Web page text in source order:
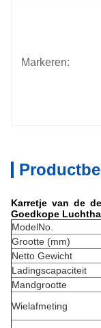
Markeren:
Karretje van de
Goedkope
ModelNo.
Grootte (mm)
Netto Gewicht
Ladingscapaciteit
Mandgrootte
Wielafmeting